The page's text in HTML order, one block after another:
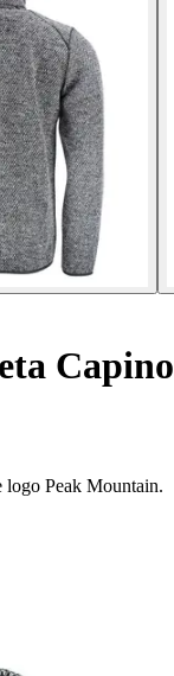
Capino
Peak Mountain.